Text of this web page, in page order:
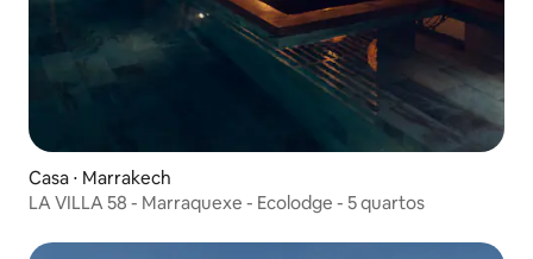
Casa ⋅ Marrakech
LA VILLA 58 - Marraquexe - Ecolodge - 5 quartos